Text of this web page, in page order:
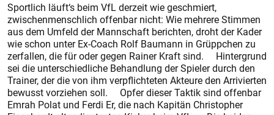
Sportlich läuft‘s beim VfL derzeit wie geschmiert,
zwischenmenschlich offenbar nicht: Wie mehrere Stimmen
aus dem Umfeld der Mannschaft berichten, droht der Kader
wie schon unter Ex-Coach Rolf Baumann in Grüppchen zu
zerfallen, die für oder gegen Rainer Kraft sind. Hintergrund
sei die unterschiedliche Behandlung der Spieler durch den
Trainer, der die von ihm verpflichteten Akteure den Arrivierten
bewusst vorziehen soll. Opfer dieser Taktik sind offenbar
Emrah Polat und Ferdi Er, die nach Kapitän Christopher